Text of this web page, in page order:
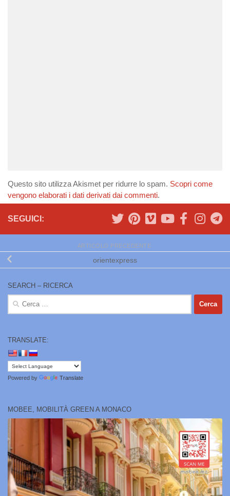
Questo sito utilizza Akismet per ridurre lo spam. Scopri come
vengono elaborati i dati derivati dai commenti.
SEGUICI:
ARTICOLO PRECEDENTE
orientexpress
SEARCH – RICERCA
Ricerca
TRANSLATE:
Powered by Translate
MOBEE, MOBILITÀ GREEN A MONACO